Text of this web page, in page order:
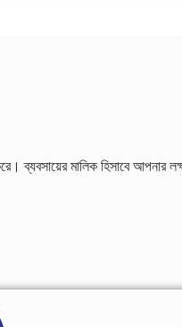
ব্যবসায়ের মালিক হিসাবে আপনার